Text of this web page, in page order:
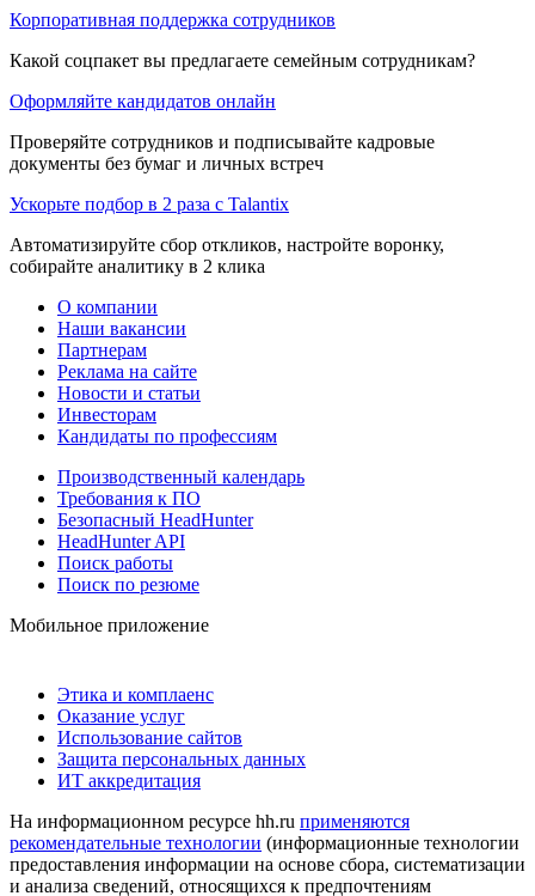
Корпоративная поддержка сотрудников
Какой соцпакет вы предлагаете семейным сотрудникам?
Оформляйте кандидатов онлайн
Проверяйте сотрудников и подписывайте кадровые
документы без бумаг и личных встреч
Ускорьте подбор в 2 раза с Talantix
Автоматизируйте сбор откликов, настройте воронку,
собирайте аналитику в 2 клика
О компании
Наши вакансии
Партнерам
Реклама на сайте
Новости и статьи
Инвесторам
Кандидаты по профессиям
Производственный календарь
Требования к ПО
Безопасный HeadHunter
HeadHunter API
Поиск работы
Поиск по резюме
Мобильное приложение
Этика и комплаенс
Оказание услуг
Использование сайтов
Защита персональных данных
ИТ аккредитация
На информационном ресурсе hh.ru применяются
рекомендательные технологии (информационные технологии
предоставления информации на основе сбора, систематизации
и анализа сведений, относящихся к предпочтениям